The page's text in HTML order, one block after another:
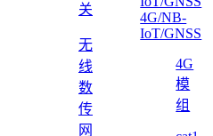
关
无
线
数
传
网
4G/NB-
IoT/GNSS
4G
模
组